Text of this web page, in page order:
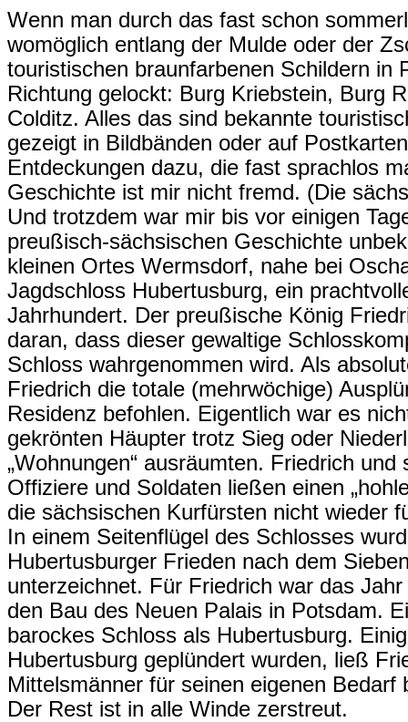
Wenn man durch das fast schon
womöglich entlang der Mulde oder der
touristischen braunfarbenen Schildern in
Richtung gelockt: Burg Kriebstein, Burg
Colditz. Alles das sind bekannte
gezeigt in Bildbänden oder auf
Entdeckungen dazu, die fast sprachlos
Geschichte ist mir nicht fremd. (Die
Und trotzdem war mir bis vor einigen
preußisch-sächsischen Geschichte
kleinen Ortes Wermsdorf, nahe bei
Jagdschloss Hubertusburg, ein
Jahrhundert. Der preußische König
daran, dass dieser gewaltige
Schloss wahrgenommen wird. Als
Friedrich die totale (mehrwöchige)
Residenz befohlen. Eigentlich war es
gekrönten Häupter trotz Sieg oder
„Wohnungen“ ausräumten. Friedrich und
Offiziere und Soldaten ließen einen
die sächsischen Kurfürsten nicht wieder
In einem Seitenflügel des Schlosses
Hubertusburger Frieden nach dem
unterzeichnet. Für Friedrich war das
den Bau des Neuen Palais in Potsdam.
barockes Schloss als Hubertusburg.
Hubertusburg geplündert wurden, ließ
Mittelsmänner für seinen eigenen Bedarf
Der Rest ist in alle Winde zerstreut.